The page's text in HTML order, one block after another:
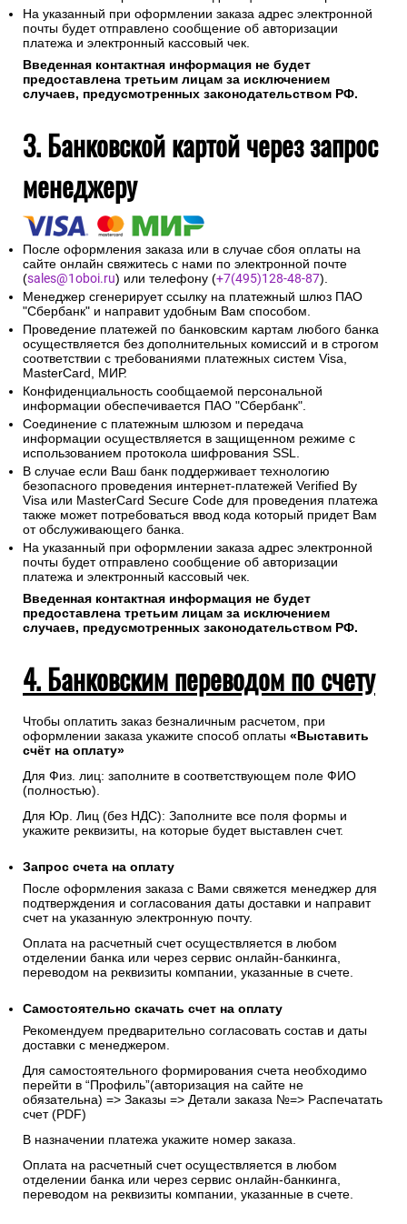
На указанный при оформлении заказа адрес электронной
почты будет отправлено сообщение об авторизации
платежа и электронный кассовый чек.
Введенная контактная информация не будет
предоставлена третьим лицам за исключением
случаев, предусмотренных законодательством РФ.
3. Банковской картой через запрос
менеджеру
После оформления заказа или в случае сбоя оплаты на
сайте онлайн свяжитесь с нами по электронной почте
(sales@1oboi.ru) или телефону (+7(495)128-48-87).
Менеджер сгенерирует ссылку на платежный шлюз ПАО
"Сбербанк" и направит удобным Вам способом.
Проведение платежей по банковским картам любого банка
осуществляется без дополнительных комиссий и в строгом
соответствии с требованиями платежных систем Visa,
MasterCard, МИР.
Конфиденциальность сообщаемой персональной
информации обеспечивается ПАО "Сбербанк".
Соединение с платежным шлюзом и передача
информации осуществляется в защищенном режиме с
использованием протокола шифрования SSL.
В случае если Ваш банк поддерживает технологию
безопасного проведения интернет-платежей Verified By
Visa или MasterCard Secure Code для проведения платежа
также может потребоваться ввод кода который придет Вам
от обслуживающего банка.
На указанный при оформлении заказа адрес электронной
почты будет отправлено сообщение об авторизации
платежа и электронный кассовый чек.
Введенная контактная информация не будет
предоставлена третьим лицам за исключением
случаев, предусмотренных законодательством РФ.
4. Банковским переводом по счету
Чтобы оплатить заказ безналичным расчетом, при
оформлении заказа укажите способ оплаты «Выставить
счёт на оплату»
Для Физ. лиц: заполните в соответствующем поле ФИО
(полностью).
Для Юр. Лиц (без НДС): Заполните все поля формы и
укажите реквизиты, на которые будет выставлен счет.
Запрос счета на оплату
После оформления заказа с Вами свяжется менеджер для
подтверждения и согласования даты доставки и направит
счет на указанную электронную почту.
Оплата на расчетный счет осуществляется в любом
отделении банка или через сервис онлайн-банкинга,
переводом на реквизиты компании, указанные в счете.
Самостоятельно скачать счет на оплату
Рекомендуем предварительно согласовать состав и даты
доставки с менеджером.
Для самостоятельного формирования счета необходимо
перейти в “Профиль”(авторизация на сайте не
обязательна) => Заказы => Детали заказа №=> Распечатать
счет (PDF)
В назначении платежа укажите номер заказа.
Оплата на расчетный счет осуществляется в любом
отделении банка или через сервис онлайн-банкинга,
переводом на реквизиты компании, указанные в счете.